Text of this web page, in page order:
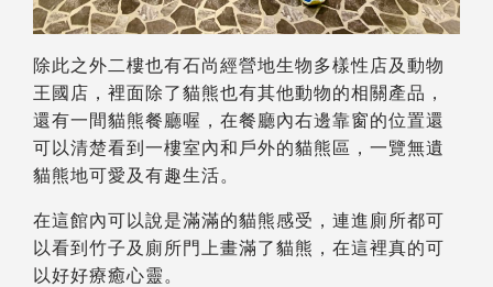
除此之外二樓也有石尚經營地生物多樣性店及動物
王國店，裡面除了貓熊也有其他動物的相關產品，
還有一間貓熊餐廳喔，在餐廳內右邊靠窗的位置還
可以清楚看到一樓室內和戶外的貓熊區，一覽無遺
貓熊地可愛及有趣生活。
在這館內可以說是滿滿的貓熊感受，連進廁所都可
以看到竹子及廁所門上畫滿了貓熊，在這裡真的可
以好好療癒心靈。